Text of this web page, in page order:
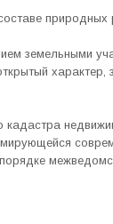
природных
земельными
характер,
кадастра